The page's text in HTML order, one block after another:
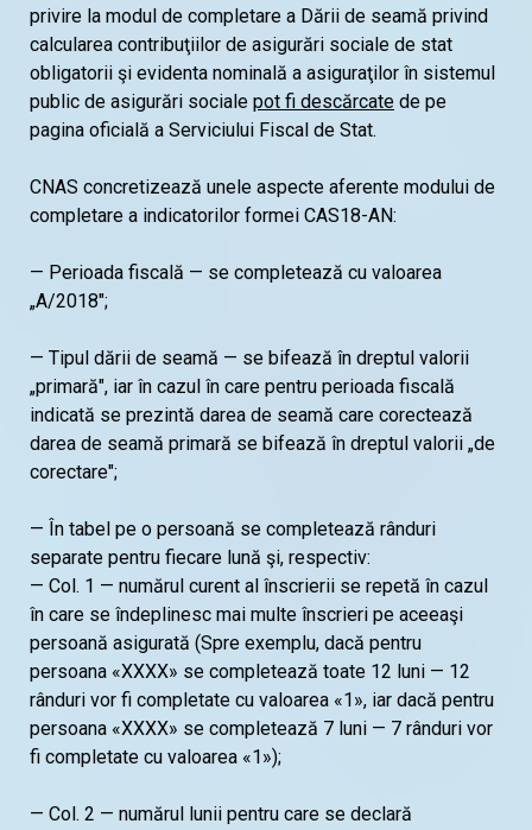
privire la modul de completare a Dării de seamă privind
calcularea contribuţiilor de asigurări sociale de stat
obligatorii şi evidenta nominală a asiguraţilor în sistemul
public de asigurări sociale pot fi descărcate de pe
pagina oficială a Serviciului Fiscal de Stat.
CNAS concretizează unele aspecte aferente modului de
completare a indicatorilor formei CAS18-AN:
— Perioada fiscală — se completează cu valoarea
„A/2018";
— Tipul dării de seamă — se bifează în dreptul valorii
„primară", iar în cazul în care pentru perioada fiscală
indicată se prezintă darea de seamă care corectează
darea de seamă primară se bifează în dreptul valorii „de
corectare";
— În tabel pe o persoană se completează rânduri
separate pentru fiecare lună şi, respectiv:
— Col. 1 — numărul curent al înscrierii se repetă în cazul
în care se îndeplinesc mai multe înscrieri pe aceeaşi
persoană asigurată (Spre exemplu, dacă pentru
persoana «XXXX» se completează toate 12 luni — 12
rânduri vor fi completate cu valoarea «1», iar dacă pentru
persoana «XXXX» se completează 7 luni — 7 rânduri vor
fi completate cu valoarea «1»);
— Col. 2 — numărul lunii pentru care se declară